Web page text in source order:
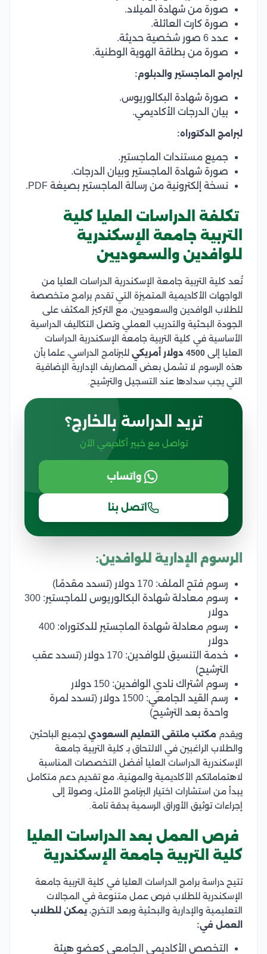
صورة من شهادة الميلاد.
صورة كارت العائلة.
عدد 6 صور شخصية حديثة.
صورة من بطاقة الهوية الوطنية.
لبرامج الماجستير والدبلوم:
صورة شهادة البكالوريوس.
بيان الدرجات الأكاديمي.
لبرامج الدكتوراه:
جميع مستندات الماجستير.
صورة شهادة الماجستير وبيان الدرجات.
نسخة إلكترونية من رسالة الماجستير بصيغة PDF.
تكلفة الدراسات العليا كلية
التربية جامعة الإسكندرية
للوافدين والسعوديين
تُعد كلية التربية جامعة الإسكندرية الدراسات العليا من
الواجهات الأكاديمية المتميزة التي تقدم برامج متخصصة
للطلاب الوافدين والسعوديين، مع التركيز المكثف على
الجودة البحثية والتدريب العملي وتصل التكاليف الدراسية
الأساسية في كلية التربية جامعة الإسكندرية الدراسات
العليا إلى
للبرنامج الدراسي، علما بأن
هذه الرسوم لا تشمل بعض المصاريف الإدارية الإضافية
التي يجب سدادها عند التسجيل والترشيح.
تريد الدراسة بالخارج؟
تواصل مع خبير أكاديمي الآن
واتساب
اتصل بنا
الرسوم الإدارية للوافدين:
رسوم فتح الملف: 170 دولار (تسدد مقدمًا)
رسوم معادلة شهادة البكالوريوس للماجستير: 300
دولار
رسوم معادلة شهادة الماجستير للدكتوراه: 400
دولار
خدمة التنسيق للوافدين: 170 دولار (تسدد عقب
الترشيح)
رسوم اشتراك نادي الوافدين: 150 دولار
رسم القيد الجامعي: 1500 دولار (تسدد لمرة
واحدة بعد الترشيح)
ويقدم مكتب ملتقى التعليم السعودي لجميع الباحثين
والطلاب الراغبين في الالتحاق بـ كلية التربية جامعة
الإسكندرية الدراسات العليا أفضل التخصصات المناسبة
لاهتماماتكم الأكاديمية والمهنية، مع تقديم دعم متكامل
يبدأ من استشارات اختيار البرنامج الأمثل، وصولاً إلى
إجراءات توثيق الأوراق الرسمية بدقة تامة.
فرص العمل بعد الدراسات العليا
كلية التربية جامعة الإسكندرية
تتيح دراسة برامج الدراسات العليا في كلية التربية جامعة
الإسكندرية للطلاب فرص عمل متنوعة في المجالات
التعليمية والإدارية والبحثية وبعد التخرج، يمكن للطلاب
العمل في:
التخصص الأكاديمي الجامعي كعضو هيئة